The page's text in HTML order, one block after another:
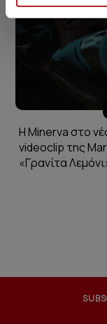
Η Minerva στο
videoclip της
«Γρανίτα